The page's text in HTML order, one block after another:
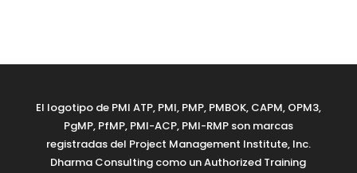
El logotipo de PMI ATP, PMI, PMP, PMBOK, CAPM, OPM3,
PgMP, PfMP, PMI-ACP, PMI-RMP son marcas
registradas del Project Management Institute, Inc.
Dharma Consulting como un Authorized Training